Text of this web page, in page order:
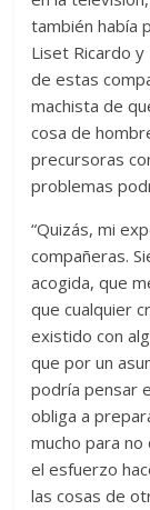
también había
Liset Ricardo y
de estas
machista de
cosa de
precursoras
problemas
“Quizás, mi
compañeras.
acogida, que
que cualquier
existido con
que por un
podría pensar
obliga a
mucho para
el esfuerzo
las cosas de